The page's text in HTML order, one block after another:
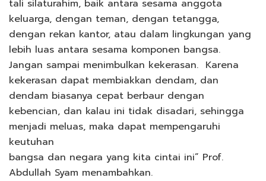
tali silaturahim, baik antara sesama anggota
keluarga, dengan teman, dengan tetangga,
dengan rekan kantor, atau dalam lingkungan yang
lebih luas antara sesama komponen bangsa.
Jangan sampai menimbulkan kekerasan. Karena
kekerasan dapat membiakkan dendam, dan
dendam biasanya cepat berbaur dengan
kebencian, dan kalau ini tidak disadari, sehingga
menjadi meluas, maka dapat mempengaruhi
keutuhan
bangsa dan negara yang kita cintai ini” Prof.
Abdullah Syam menambahkan.